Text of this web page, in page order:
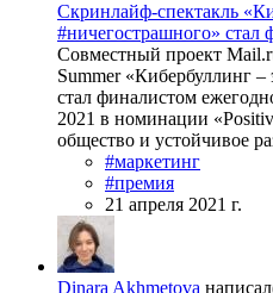
Скринлайф-спектакль
#ничегострашного» стал
Совместный проект
Summer «Кибербуллинг –
стал финалистом
2021 в номинации
общество и устойчивое
#маркетинг
#премия
21 апреля 2021 г.
Dinara Akhmetova